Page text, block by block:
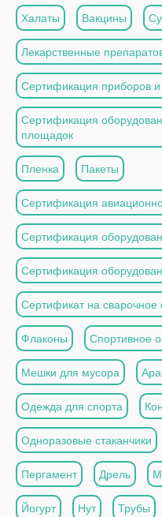
Халаты Вакцины
Лекарственные
Сертификация приборов
Сертификация
площадок
Пленка Пакеты
Сертификация
Сертификация
Сертификация
Сертификат на сварочное
Флаконы Спортивное
Мешки для мусора
Одежда для спорта
Одноразовые стаканчики
Пергамент Дрель
Йогурт Нут Трубы